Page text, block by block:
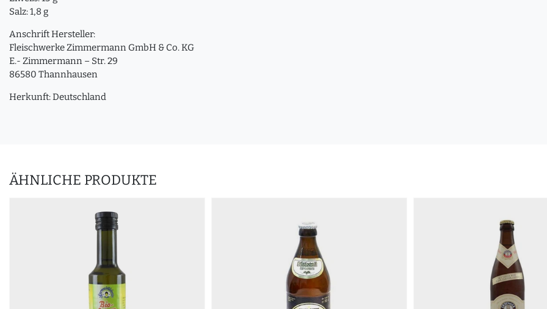
Salz: 1,8 g
Anschrift Hersteller:
Fleischwerke Zimmermann GmbH & Co. KG
E.- Zimmermann – Str. 29
86580 Thannhausen
Herkunft: Deutschland
ÄHNLICHE PRODUKTE